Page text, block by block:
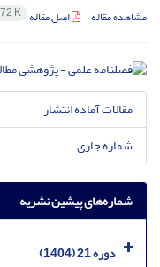
مشاهده مقاله اصل مقاله K
مقالات آماده انتشار
شماره جاری
شماره‌های پیشین نشریه
دوره 21 (1404)